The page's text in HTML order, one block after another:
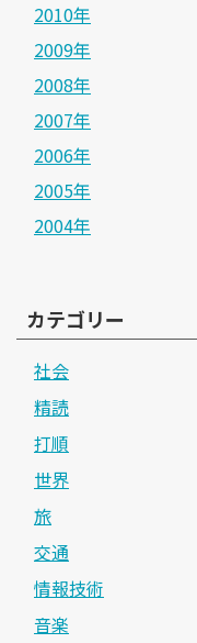
2010年
2009年
2008年
2007年
2006年
2005年
2004年
カテゴリー
社会
精読
打順
世界
旅
交通
情報技術
音楽